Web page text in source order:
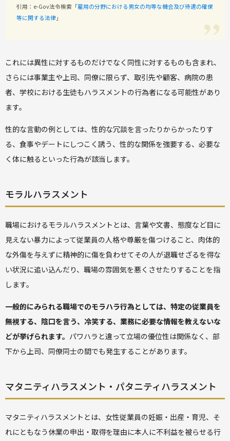
引用：e-Gov法令検索「雇用の分野における男女の均等な機会及び待遇の確保
等に関する法律 」
これには異性に対するものだけでなく同性に対するものも含まれ、
さらには事業主や上司、同僚に限らず、取引先や顧客、病院の患
者、学校における生徒もハラスメントの行為者になる可能性があり
ます。
性的な言動の例としては、性的な冗談を言ったりからかったりす
る、食事やデートにしつこく誘う、性的な関係を強要する、必要な
く体に触るといった行為が該当します。
モラルハラスメント
職場におけるモラルハラスメントとは、言葉や文書、態度など目に
見えない暴力によって従業員の人格や尊厳を傷つけること、肉体的
な外傷を与えずに精神的に傷を負わせてその人が退職せざるを得な
い状況に追い込んだり、職場の雰囲気を悪くさせたりすることを指
します。
一般的にみられる職場でのモラハラ行為としては、特定の従業員を
無視する、陰口を言う、冷笑する、業務に必要な情報を教えないな
どが挙げられます。 パワハラと違って立場の優位性は関係なく、部
下から上司、同僚同士の間でも発生することがあります。
マタニティハラスメント・パタニティハラスメント
マタニティハラスメントとは、女性従業員の妊娠・出産・育児、そ
れにともなう休業の申出・取得を理由に本人に不利益を被らせる行